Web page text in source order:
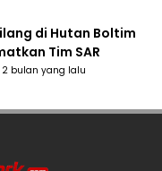
di Hutan Boltim
Tim SAR
2 bulan yang lalu